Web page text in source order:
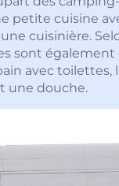
petite cuisine
cuisinière.
sont également
avec toilettes,
une douche.